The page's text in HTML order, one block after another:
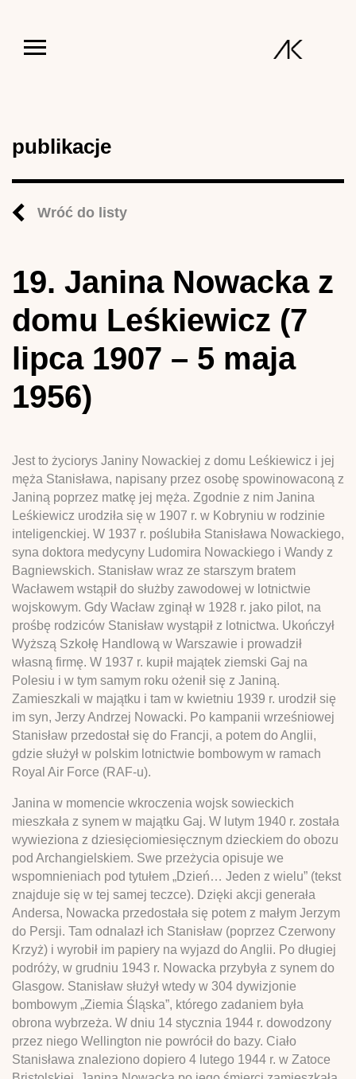
publikacje
Wróć do listy
19. Janina Nowacka z
domu Leśkiewicz (7
lipca 1907 – 5 maja
1956)
Jest to życiorys Janiny Nowackiej z domu Leśkiewicz i jej
męża Stanisława, napisany przez osobę spowinowaconą z
Janiną poprzez matkę jej męża. Zgodnie z nim Janina
Leśkiewicz urodziła się w 1907 r. w Kobryniu w rodzinie
inteligenckiej. W 1937 r. poślubiła Stanisława Nowackiego,
syna doktora medycyny Ludomira Nowackiego i Wandy z
Bagniewskich. Stanisław wraz ze starszym bratem
Wacławem wstąpił do służby zawodowej w lotnictwie
wojskowym. Gdy Wacław zginął w 1928 r. jako pilot, na
prośbę rodziców Stanisław wystąpił z lotnictwa. Ukończył
Wyższą Szkołę Handlową w Warszawie i prowadził
własną firmę. W 1937 r. kupił majątek ziemski Gaj na
Polesiu i w tym samym roku ożenił się z Janiną.
Zamieszkali w majątku i tam w kwietniu 1939 r. urodził się
im syn, Jerzy Andrzej Nowacki. Po kampanii wrześniowej
Stanisław przedostał się do Francji, a potem do Anglii,
gdzie służył w polskim lotnictwie bombowym w ramach
Royal Air Force (RAF-u).
Janina w momencie wkroczenia wojsk sowieckich
mieszkała z synem w majątku Gaj. W lutym 1940 r. została
wywieziona z dziesięciomiesięcznym dzieckiem do obozu
pod Archangielskiem. Swe przeżycia opisuje we
wspomnieniach pod tytułem „Dzień… Jeden z wielu” (tekst
znajduje się w tej samej teczce). Dzięki akcji generała
Andersa, Nowacka przedostała się potem z małym Jerzym
do Persji. Tam odnalazł ich Stanisław (poprzez Czerwony
Krzyż) i wyrobił im papiery na wyjazd do Anglii. Po długiej
podróży, w grudniu 1943 r. Nowacka przybyła z synem do
Glasgow. Stanisław służył wtedy w 304 dywizjonie
bombowym „Ziemia Śląska”, którego zadaniem była
obrona wybrzeża. W dniu 14 stycznia 1944 r. dowodzony
przez niego Wellington nie powrócił do bazy. Ciało
Stanisława znaleziono dopiero 4 lutego 1944 r. w Zatoce